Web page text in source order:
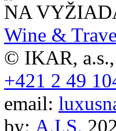
NA
Wine &
© IKAR,
+421 2 49
email:
by: A.I.S.